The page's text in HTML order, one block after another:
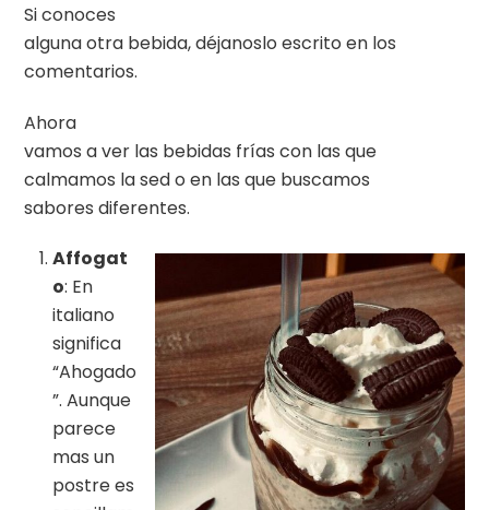
Si conoces
alguna otra bebida, déjanoslo escrito en los
comentarios.
Ahora
vamos a ver las bebidas frías con las que
calmamos la sed o en las que buscamos
sabores diferentes.
Affogat
o: En
italiano
significa
“Ahogado
”. Aunque
parece
mas un
postre es